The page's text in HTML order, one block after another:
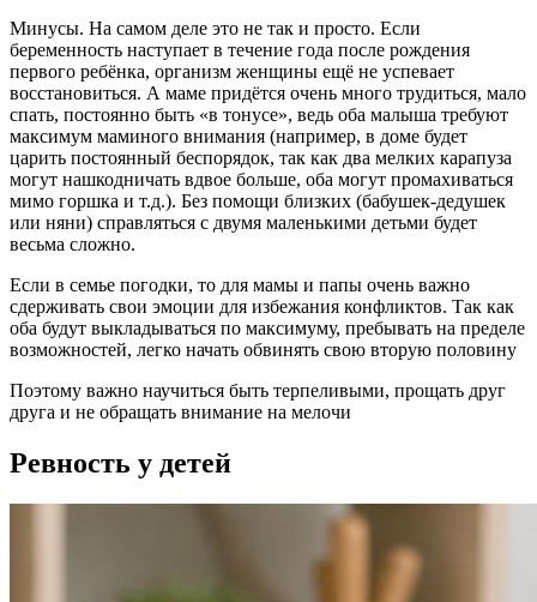
Минусы. На самом деле это не так и просто. Если
беременность наступает в течение года после рождения
первого ребёнка, организм женщины ещё не успевает
восстановиться. А маме придётся очень много трудиться, мало
спать, постоянно быть «в тонусе», ведь оба малыша требуют
максимум маминого внимания (например, в доме будет
царить постоянный беспорядок, так как два мелких карапуза
могут нашкодничать вдвое больше, оба могут промахиваться
мимо горшка и т.д.). Без помощи близких (бабушек-дедушек
или няни) справляться с двумя маленькими детьми будет
весьма сложно.
Если в семье погодки, то для мамы и папы очень важно
сдерживать свои эмоции для избежания конфликтов. Так как
оба будут выкладываться по максимуму, пребывать на пределе
возможностей, легко начать обвинять свою вторую половину
Поэтому важно научиться быть терпеливыми, прощать друг
друга и не обращать внимание на мелочи
Ревность у детей